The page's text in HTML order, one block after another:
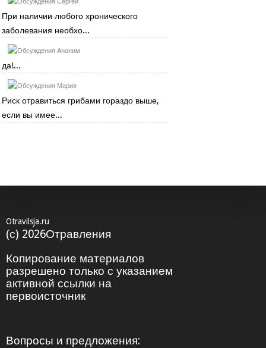
При наличии любого хронического
заболевания необхо...
Аноним
да!...
Мария
Риск отравиться грибами гораздо выше,
если вы имее...
Otravilsja.ru
(с) 2026Отравления
Копирование материалов
разрешено только с указанием
активной ссылки на
первоисточник
Вопросы и предложения: